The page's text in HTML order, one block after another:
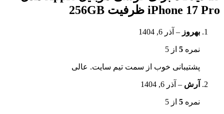
iPhone 17 Pro ظرفیت 256GB
بهروز – آذر 6, 1404
نمره 5 از 5
پشتیبانی خوب از سمت تیم سایت. عالی
آرش – آذر 6, 1404
نمره 5 از 5